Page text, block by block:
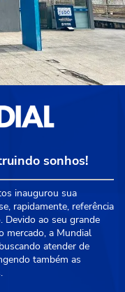
sonhos!
inaugurou sua
rapidamente, referência
Devido ao seu grande
mercado, a Mundial
atender de
também as